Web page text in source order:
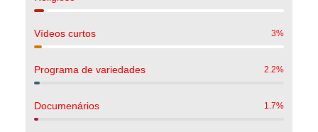
Vídeos curtos 3%
Programa de variedades 2.2%
Documenários 1.7%